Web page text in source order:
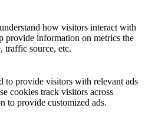
how visitors interact with
provide information on metrics the
traffic source, etc.
to provide visitors with relevant ads
cookies track visitors across
to provide customized ads.